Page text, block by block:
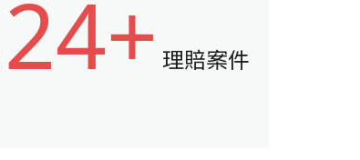
24+ 理賠案件